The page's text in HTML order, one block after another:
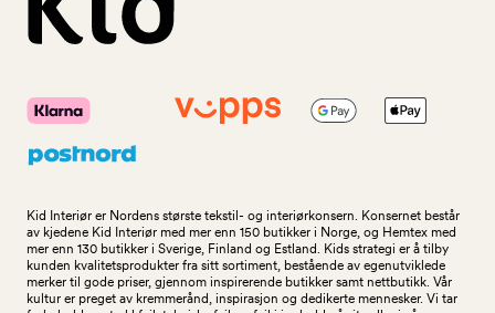
Kid Interiør er Nordens største tekstil- og interiørkonsern. Konsernet består
av kjedene Kid Interiør med mer enn 150 butikker i Norge, og Hemtex med
mer enn 130 butikker i Sverige, Finland og Estland. Kids strategi er å tilby
kunden kvalitetsprodukter fra sitt sortiment, bestående av egenutviklede
merker til gode priser, gjennom inspirerende butikker samt nettbutikk. Vår
kultur er preget av kremmerånd, inspirasjon og dedikerte mennesker. Vi tar